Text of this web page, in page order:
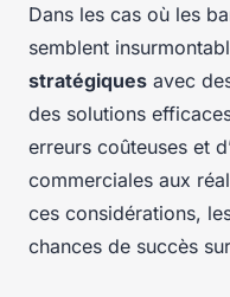
Dans les cas où les
semblent
stratégiques avec
des solutions
erreurs coûteuses et
commerciales aux
ces considérations,
chances de succès